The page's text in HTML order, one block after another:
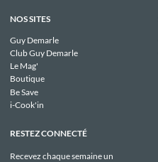
NOS SITES
Guy Demarle
Club Guy Demarle
Le Mag'
Boutique
Be Save
i-Cook'in
RESTEZ CONNECTÉ
Recevez chaque semaine un